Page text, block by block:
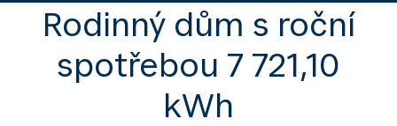
Rodinný dům s roční
spotřebou 7 721,10
kWh